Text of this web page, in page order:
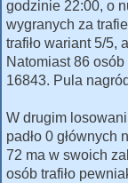
godzinie 22:00, o
wygranych za
trafiło wariant 5/5,
Natomiast 86
16843. Pula
W drugim
padło 0 głównych
72 ma w swoich
osób trafiło